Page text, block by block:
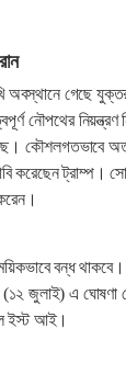
গেছে
নৌপথের নিয়ন্ত্রণ
কৌশলগতভাবে
করেছেন ট্রাম্প।
বন্ধ
জুলাই) এ ঘোষণা
ইস্ট আই।